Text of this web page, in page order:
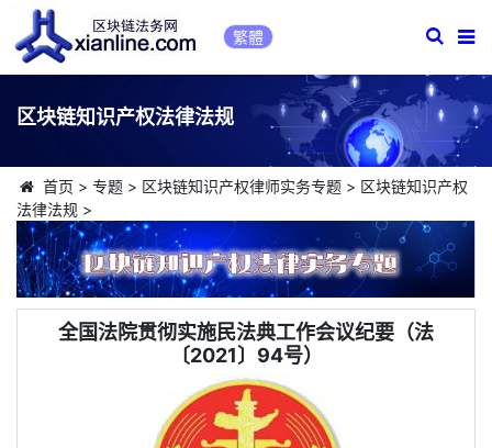
繁體
区块链知识产权法律法规
首页 > 专题> 区块链知识产权律师实务专题> 区块链知识产权
法律法规 >
全国法院贯彻实施民法典工作会议纪要（法
〔2021〕94号）